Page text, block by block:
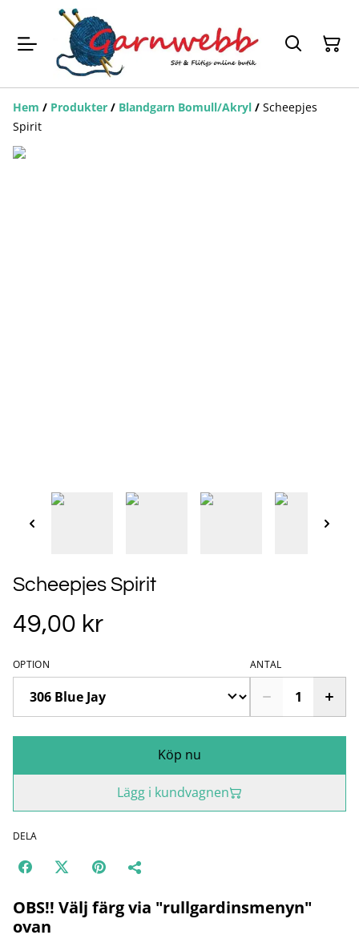
Hem / Produkter / Blandgarn Bomull/Akryl / Scheepjes
Spirit
Scheepjes Spirit
49,00 kr
OPTION ANTAL
Köp nu
Lägg i kundvagnen
DELA
OBS!! Välj färg via "rullgardinsmenyn"
ovan